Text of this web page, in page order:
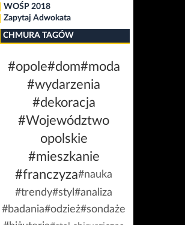
WOŚP 2018
Zapytaj Adwokata
CHMURA TAGÓW
#opole#dom#moda
#wydarzenia
#dekoracja
#Województwo
opolskie
#mieszkanie
#franczyza#nauka
#trendy#styl #analiza
#badania#odzież#sondaże